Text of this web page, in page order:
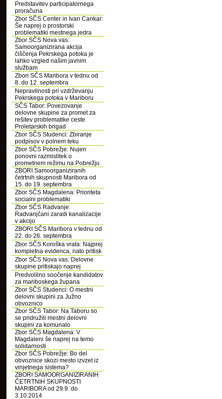
Predstavitev participatornega
proračuna
Zbor SČS Center in Ivan Cankar:
Še naprej o prostorski
problematiki mestnega jedra
Zbor SČS Nova vas:
Samoorganizirana akcija
čiščenja Pekrskega potoka je
lahko vzgled našim javnim
službam
Zbori SČS Maribora v tednu od
8. do 12. septembra
Nepravilnosti pri vzdrževanju
Pekrskega potoka v Mariboru
SČS Tabor: Povezovanje
delovne skupine za promet za
rešitev problematike ceste
Proletarskih brigad
Zbor SČS Studenci: Zbiranje
podpisov v polnem teku
Zbor SČS Pobrežje: Nujen
ponovni razmislitek o
prometnem režimu na Pobrežju
ZBORI Samoorganiziranih
četrtnih skupnosti Maribora od
15. do 19. septembra
Zbor SČS Magdalena: Prioriteta
socialni problematiki
Zbor SČS Radvanje:
Radvanjčani zaradi kanalizacije
v akcijo
ZBORI SČS Maribora v tednu od
22. do 26. septembra
Zbor SČS Koroška vrata: Najprej
kompletna evidenca, nato pritisk
Zbor SČS Nova vas: Delovne
skupine pritiskajo naprej
Predvolilno soočenje kandidatov
za mariboskega župana
Zbor SČS Studenci: O mestni
delovni skupini za Južno
obvoznico
Zbor SČS Tabor: Na Taboru so
se pridružili mestni delovni
skupini za komunalo
Zbor SČS Magdalena: V
Magdaleni še naprej na temo
solidarnosti
Zbor SČS Pobrežje: Bo del
obvoznice skozi mesto izvzet iz
vinjetnega sistema?
ZBORI SAMOORGANIZIRANIH
ČETRTNIH SKUPNOSTI
MARIBORA od 29.9. do
3.10.2014